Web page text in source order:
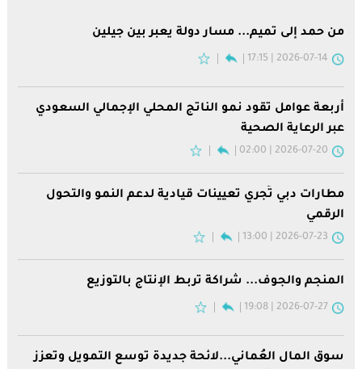
من حمد إلى تميم... مسار دولة يعبر بين جيلين
2026-07-14 | 17:15
أربعة عوامل تقود نمو الناتج المحلي الإجمالي السعودي
عبر الرعاية الصحية
2026-07-20 | 02:00
مطارات دبي تُجري تعيينات قيادية لدعم النمو والتحول
الرقمي
2026-07-23 | 13:00
المنجم والجوف... شراكة تربط الإنتاج بالتوزيع
2026-07-27 | 19:08
سوق المال العُماني...لائحة جديدة توسع التمويل وتعزز